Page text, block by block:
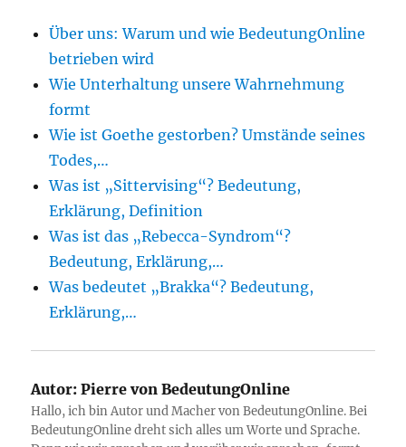
Über uns: Warum und wie BedeutungOnline
betrieben wird
Wie Unterhaltung unsere Wahrnehmung
formt
Wie ist Goethe gestorben? Umstände seines
Todes,…
Was ist „Sittervising“? Bedeutung,
Erklärung, Definition
Was ist das „Rebecca-Syndrom“?
Bedeutung, Erklärung,…
Was bedeutet „Brakka“? Bedeutung,
Erklärung,…
Autor: Pierre von BedeutungOnline
Hallo, ich bin Autor und Macher von BedeutungOnline. Bei
BedeutungOnline dreht sich alles um Worte und Sprache.